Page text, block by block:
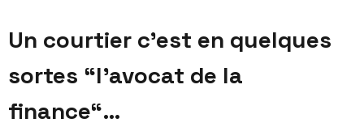
Un courtier c’est en quelques
sortes “l’avocat de la
finance“…